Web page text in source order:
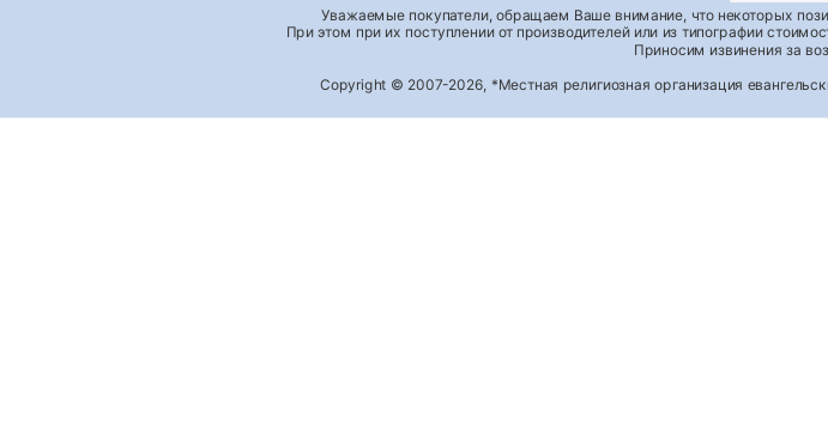
Уважаемые покупатели, обращаем Ваше внимание, что некоторых
При этом при их поступлении от производителей или из типографии
Приносим извинения за
Copyright © 2007-2026, *Местная религиозная организация